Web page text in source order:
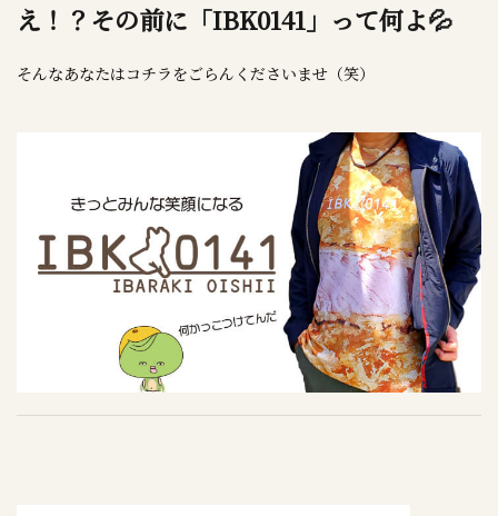
え！？その前に「IBK0141」って何よ💦
そんなあなたはコチラをごらんくださいませ（笑）